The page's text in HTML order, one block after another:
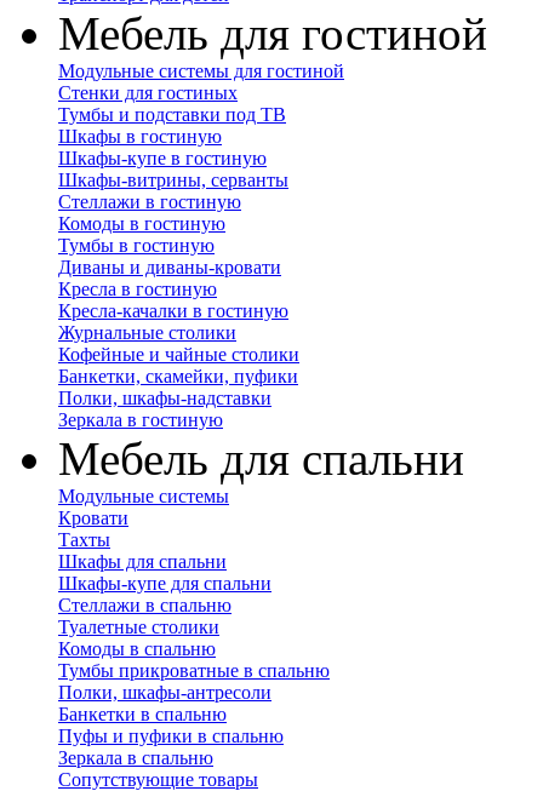
Мебель для гостиной
Модульные системы для гостиной
Стенки для гостиных
Тумбы и подставки под ТВ
Шкафы в гостиную
Шкафы-купе в гостиную
Шкафы-витрины, серванты
Стеллажи в гостиную
Комоды в гостиную
Тумбы в гостиную
Диваны и диваны-кровати
Кресла в гостиную
Кресла-качалки в гостиную
Журнальные столики
Кофейные и чайные столики
Банкетки, скамейки, пуфики
Полки, шкафы-надставки
Зеркала в гостиную
Мебель для спальни
Модульные системы
Кровати
Тахты
Шкафы для спальни
Шкафы-купе для спальни
Стеллажи в спальню
Туалетные столики
Комоды в спальню
Тумбы прикроватные в спальню
Полки, шкафы-антресоли
Банкетки в спальню
Пуфы и пуфики в спальню
Зеркала в спальню
Сопутствующие товары